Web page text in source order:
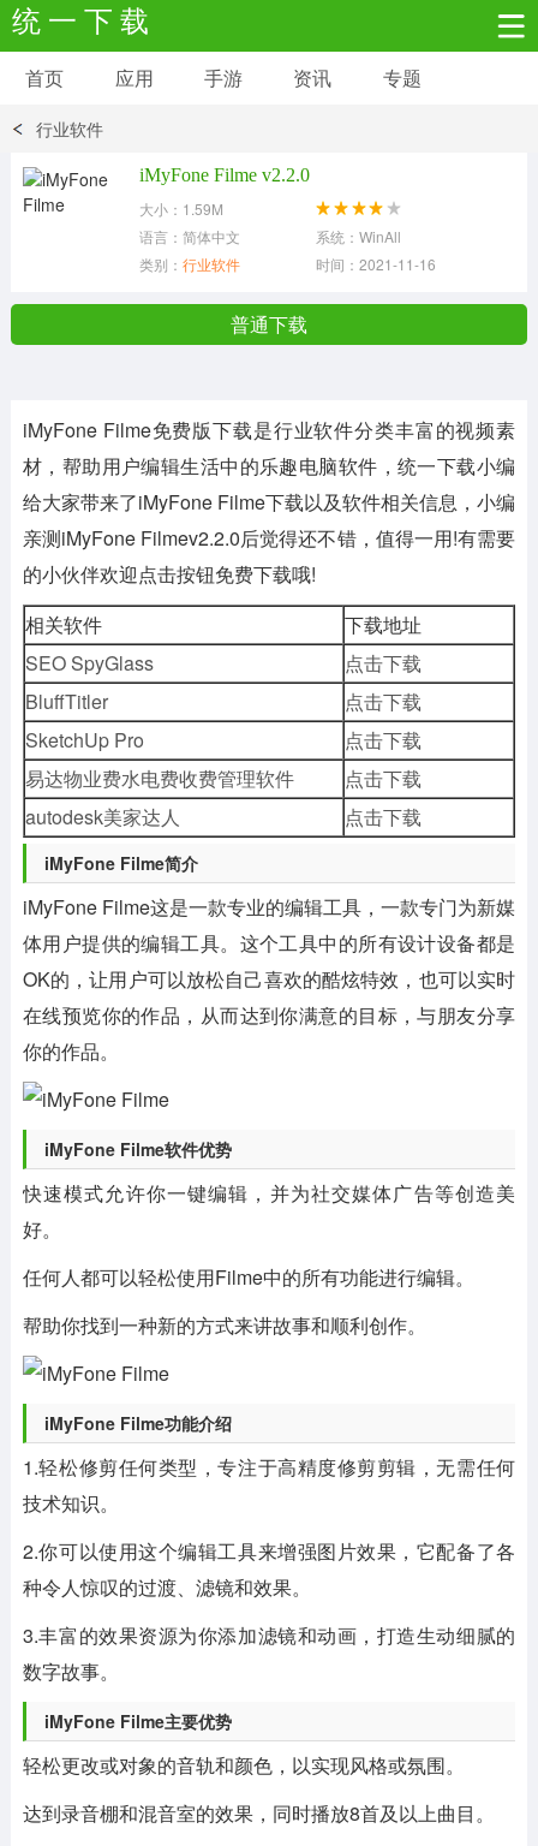
统 一 下 载
安卓应用 安卓游戏
系统工具 其它应用
首页 应用 手游 资讯 专题
行业软件
iMyFone Filme v2.2.0
大小：1.59M
语言：简体中文
系统：WinAll
类别： 行业软件 时间：2021-11-16
普通下载
iMyFone Filme免费版下载是行业软件分类丰富的视频素
材，帮助用户编辑生活中的乐趣电脑软件，统一下载小编
给大家带来了iMyFone Filme下载以及软件相关信息，小编
亲测iMyFone Filmev2.2.0后觉得还不错，值得一用!有需要
的小伙伴欢迎点击按钮免费下载哦!
相关软件
下载地址
SEO SpyGlass
点击下载
BluffTitler
点击下载
SketchUp Pro
点击下载
易达物业费水电费收费管理软件
点击下载
autodesk美家达人
点击下载
iMyFone Filme简介
iMyFone Filme这是一款专业的编辑工具，一款专门为新媒
体用户提供的编辑工具。这个工具中的所有设计设备都是
OK的，让用户可以放松自己喜欢的酷炫特效，也可以实时
在线预览你的作品，从而达到你满意的目标，与朋友分享
你的作品。
iMyFone Filme软件优势
快速模式允许你一键编辑，并为社交媒体广告等创造美
好。
任何人都可以轻松使用Filme中的所有功能进行编辑。
帮助你找到一种新的方式来讲故事和顺利创作。
iMyFone Filme功能介绍
1.轻松修剪任何类型，专注于高精度修剪剪辑，无需任何
技术知识。
2.你可以使用这个编辑工具来增强图片效果，它配备了各
种令人惊叹的过渡、滤镜和效果。
3.丰富的效果资源为你添加滤镜和动画，打造生动细腻的
数字故事。
iMyFone Filme主要优势
轻松更改或对象的音轨和颜色，以实现风格或氛围。
达到录音棚和混音室的效果，同时播放8首及以上曲目。